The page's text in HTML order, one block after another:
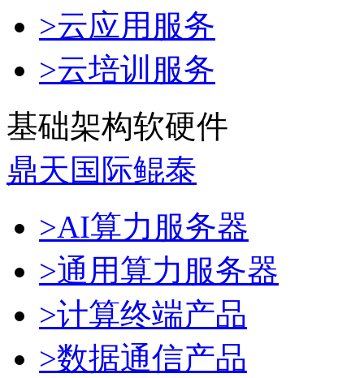
>云应用服务
>云培训服务
基础架构软硬件
鼎天国际鲲泰
>AI算力服务器
>通用算力服务器
>计算终端产品
>数据通信产品